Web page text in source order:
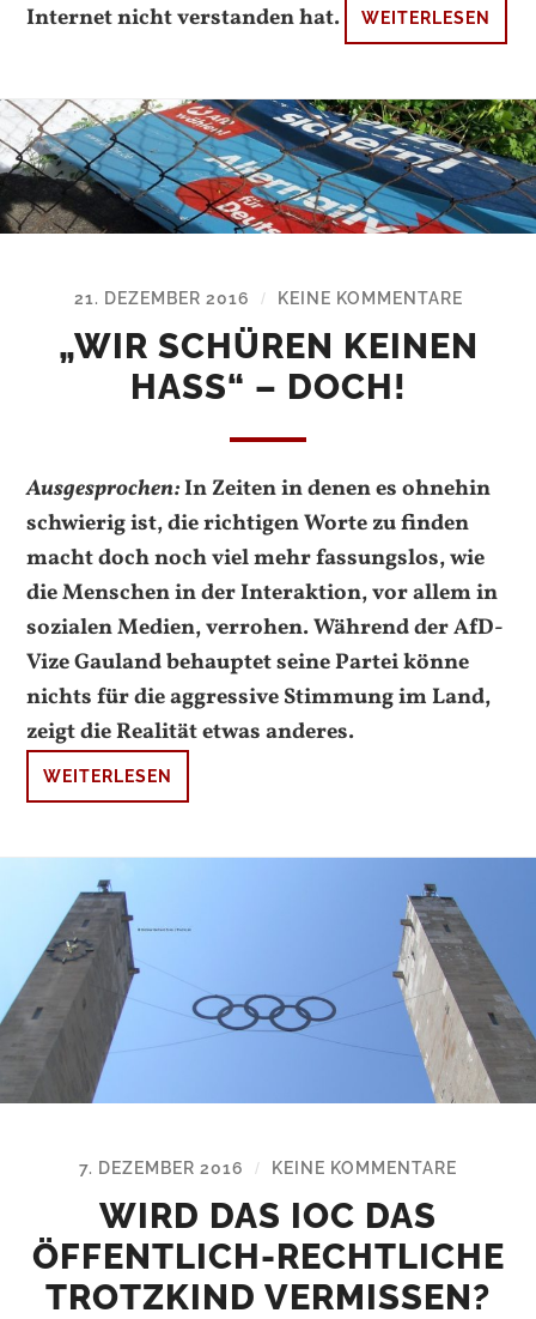
Internet nicht verstanden hat.
WEITERLESEN
21. DEZEMBER 2016 / KEINE KOMMENTARE
„WIR SCHÜREN KEINEN
HASS“ – DOCH!
Ausgesprochen:In Zeiten in denen es ohnehin
schwierig ist, die richtigen Worte zu finden
macht doch noch viel mehr fassungslos, wie
die Menschen in der Interaktion, vor allem in
sozialen Medien, verrohen. Während der AfD-
Vize Gauland behauptet seine Partei könne
nichts für die aggressive Stimmung im Land,
zeigt die Realität etwas anderes.
WEITERLESEN
7. DEZEMBER 2016 / KEINE KOMMENTARE
WIRD DAS IOC DAS
ÖFFENTLICH-RECHTLICHE
TROTZKIND VERMISSEN?